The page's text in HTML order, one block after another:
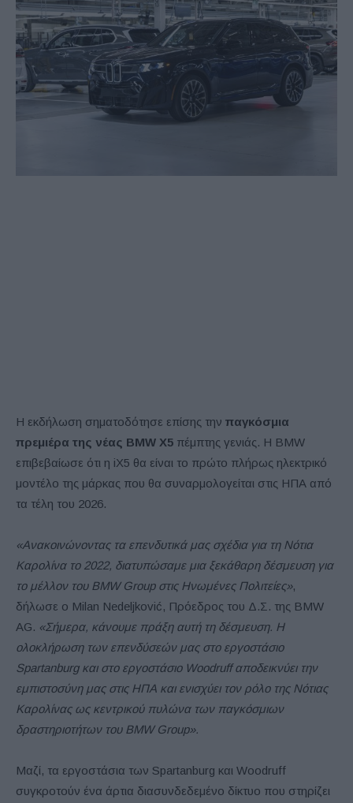
Η εκδήλωση σηματοδότησε επίσης την παγκόσμια
πρεμιέρα της νέας BMW X5 πέμπτης γενιάς. Η BMW
επιβεβαίωσε ότι η iX5 θα είναι το πρώτο πλήρως ηλεκτρικό
μοντέλο της μάρκας που θα συναρμολογείται στις ΗΠΑ από
τα τέλη του 2026.
«Ανακοινώνοντας τα επενδυτικά μας σχέδια για τη Νότια
Καρολίνα το 2022, διατυπώσαμε μια ξεκάθαρη δέσμευση για
το μέλλον του BMW Group στις Ηνωμένες Πολιτείες»,
δήλωσε ο Milan Nedeljković, Πρόεδρος του Δ.Σ. της BMW
AG. «Σήμερα, κάνουμε πράξη αυτή τη δέσμευση. Η
ολοκλήρωση των επενδύσεών μας στο εργοστάσιο
Spartanburg και στο εργοστάσιο Woodruff αποδεικνύει την
εμπιστοσύνη μας στις ΗΠΑ και ενισχύει τον ρόλο της Νότιας
Καρολίνας ως κεντρικού πυλώνα των παγκόσμιων
δραστηριοτήτων του BMW Group».
Μαζί, τα εργοστάσια των Spartanburg και Woodruff
συγκροτούν ένα άρτια διασυνδεδεμένο δίκτυο που στηρίζει